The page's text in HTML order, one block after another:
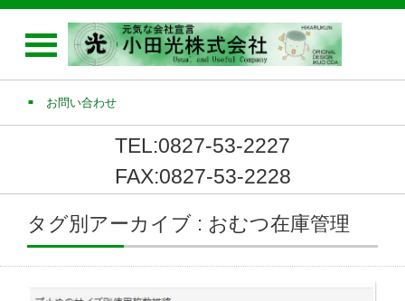
お問い合わせ
TEL:0827-53-2227
FAX:0827-53-2228
タグ別アーカイブ : おむつ在庫管理